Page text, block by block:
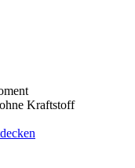
Kraftstoff